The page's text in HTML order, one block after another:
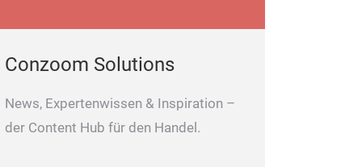
Conzoom Solutions
News, Expertenwissen & Inspiration –
der Content Hub für den Handel.